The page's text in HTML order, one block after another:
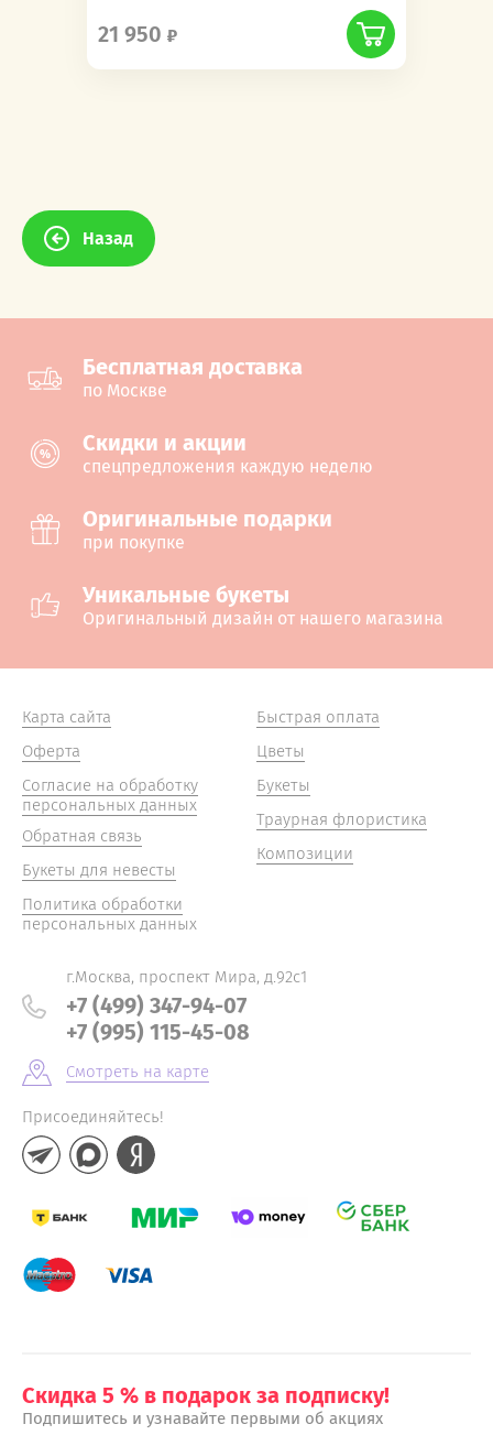
21 950
Назад
Бесплатная доставка
по Москве
Cкидки и акции
спецпредложения каждую неделю
Оригинальные подарки
при покупке
Уникальные букеты
Оригинальный дизайн от нашего магазина
Карта сайта
Оферта
Согласие на обработку
персональных данных
Обратная связь
Букеты для невесты
Политика обработки
персональных данных
Быстрая оплата
Цветы
Букеты
Траурная флористика
Композиции
г.Москва, проспект Мира, д.92с1
+7 (499) 347-94-07
+7 (995) 115-45-08
Смотреть на карте
Присоединяйтесь!
Скидка 5 % в подарок за подписку!
Подпишитесь и узнавайте первыми об акциях